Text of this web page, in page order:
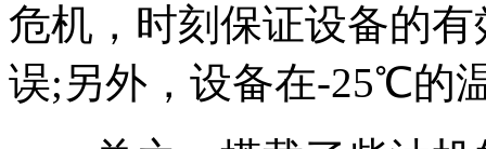
危机，时刻保证设备的
误;另外，设备在-25℃的